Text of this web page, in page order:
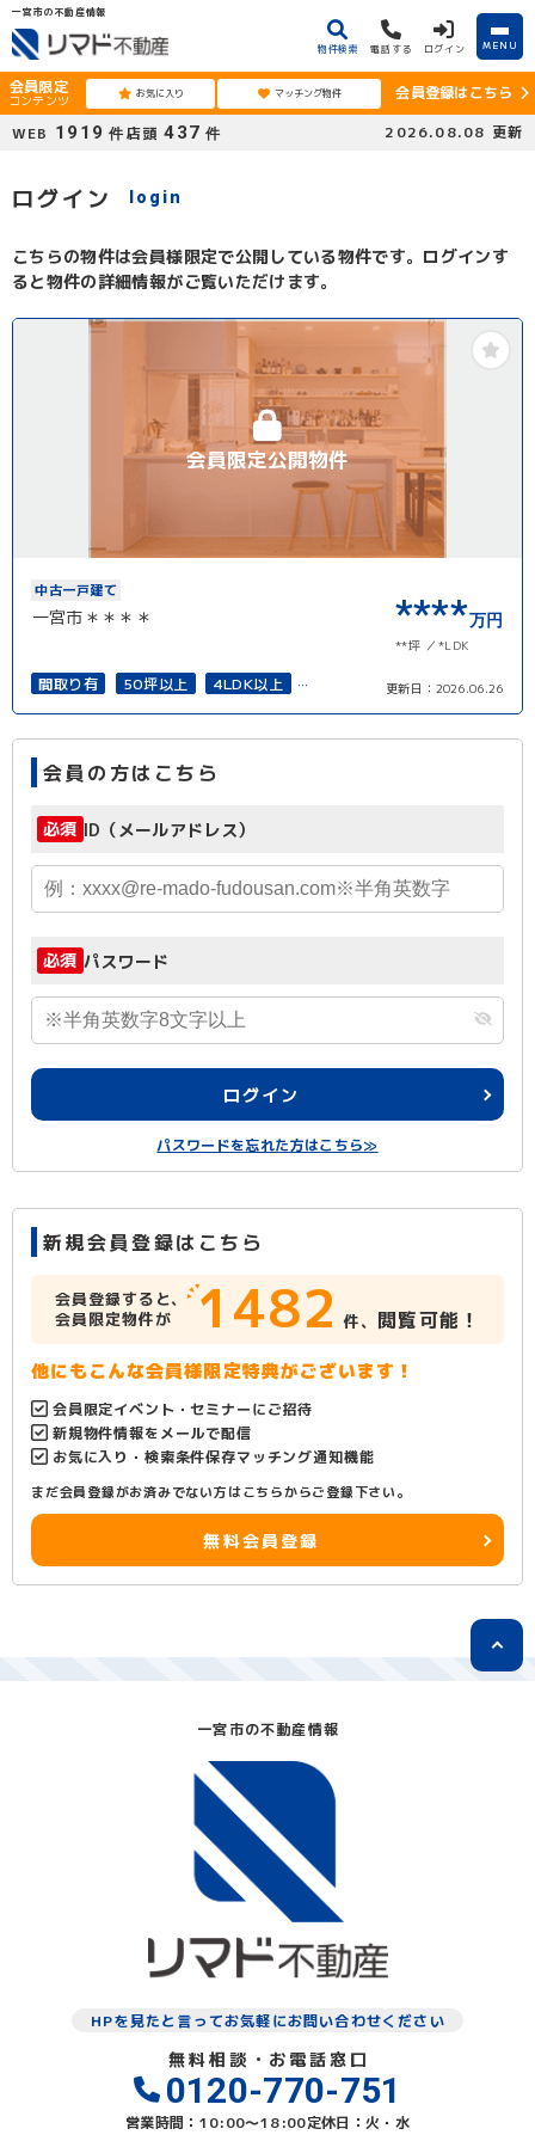
一宮市の不動産情報
物件検索 電話する ログイン MENU
会員限定
コンテンツ お気に入り マッチング物件
会員登録はこちら
WEB 1919 件 店頭 437 件 2026.08.08 更新
ログイン login
こちらの物件は会員様限定で公開している物件です。ログインす
ると物件の詳細情報がご覧いただけます。
会員限定公開物件
中古一戸建て
一宮市＊＊＊＊ ****万円
**坪 *LDK
間取り有 50坪以上
4LDK以上
更新日： 2026.06.26
会員の方はこちら
必須 ID（メールアドレス）
必須 パスワード
ログイン
パスワードを忘れた方はこちら≫
新規会員登録はこちら
会員登録すると、
会員限定物件が
1482 件、 閲覧可能！
他にもこんな会員様限定特典がございます！
会員限定イベント・セミナーにご招待
新規物件情報をメールで配信
お気に入り・検索条件保存マッチング通知機能
まだ会員登録がお済みでない方はこちらからご登録下さい。
無料会員登録
一宮市の不動産情報
HPを見たと言ってお気軽にお問い合わせください
無料相談・お電話窓口
0120-770-751
営業時間：10:00〜18:00定休日：火・水